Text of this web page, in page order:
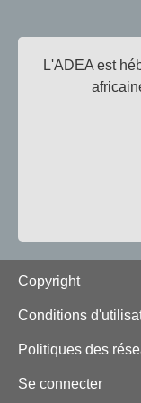
L'ADEA est
Footer
Copyright
Conditions
Politiques des
Se connecter